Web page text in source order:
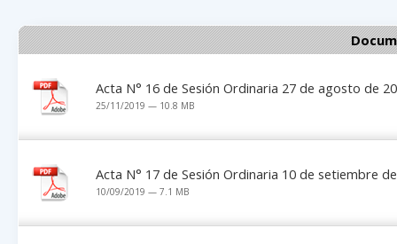
Acta N° 16 de Sesión Ordinaria 27 de agosto de
25/11/2019 — 10.8 MB
Acta N° 17 de Sesión Ordinaria 10 de setiembre
10/09/2019 — 7.1 MB